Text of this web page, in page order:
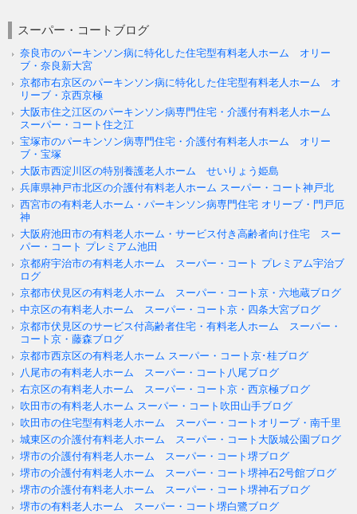
スーパー・コートブログ
奈良市のパーキンソン病に特化した住宅型有料老人ホーム オリー
ブ・奈良新大宮
京都市右京区のパーキンソン病に特化した住宅型有料老人ホーム オ
リーブ・京西京極
大阪市住之江区のパーキンソン病専門住宅・介護付有料老人ホーム
スーパー・コート住之江
宝塚市のパーキンソン病専門住宅・介護付有料老人ホーム オリー
ブ・宝塚
大阪市西淀川区の特別養護老人ホーム せいりょう姫島
兵庫県神戸市北区の介護付有料老人ホーム スーパー・コート神戸北
西宮市の有料老人ホーム・パーキンソン病専門住宅 オリーブ・門戸厄
神
大阪府池田市の有料老人ホーム・サービス付き高齢者向け住宅 スー
パー・コート プレミアム池田
京都府宇治市の有料老人ホーム スーパー・コート プレミアム宇治ブ
ログ
京都市伏見区の有料老人ホーム スーパー・コート京・六地蔵ブログ
中京区の有料老人ホーム スーパー・コート京・四条大宮ブログ
京都市伏見区のサービス付高齢者住宅・有料老人ホーム スーパー・
コート京・藤森ブログ
京都市西京区の有料老人ホーム スーパー・コート京･桂ブログ
八尾市の有料老人ホーム スーパー・コート八尾ブログ
右京区の有料老人ホーム スーパー・コート京・西京極ブログ
吹田市の有料老人ホーム スーパー・コート吹田山手ブログ
吹田市の住宅型有料老人ホーム スーパー・コートオリーブ・南千里
城東区の介護付有料老人ホーム スーパー・コート大阪城公園ブログ
堺市の介護付有料老人ホーム スーパー・コート堺ブログ
堺市の介護付有料老人ホーム スーパー・コート堺神石2号館ブログ
堺市の介護付有料老人ホーム スーパー・コート堺神石ブログ
堺市の有料老人ホーム スーパー・コート堺白鷺ブログ